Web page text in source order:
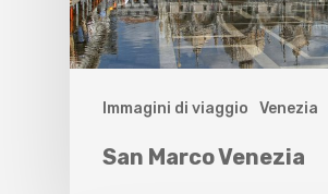
Immagini di viaggio Venezia
San Marco Venezia